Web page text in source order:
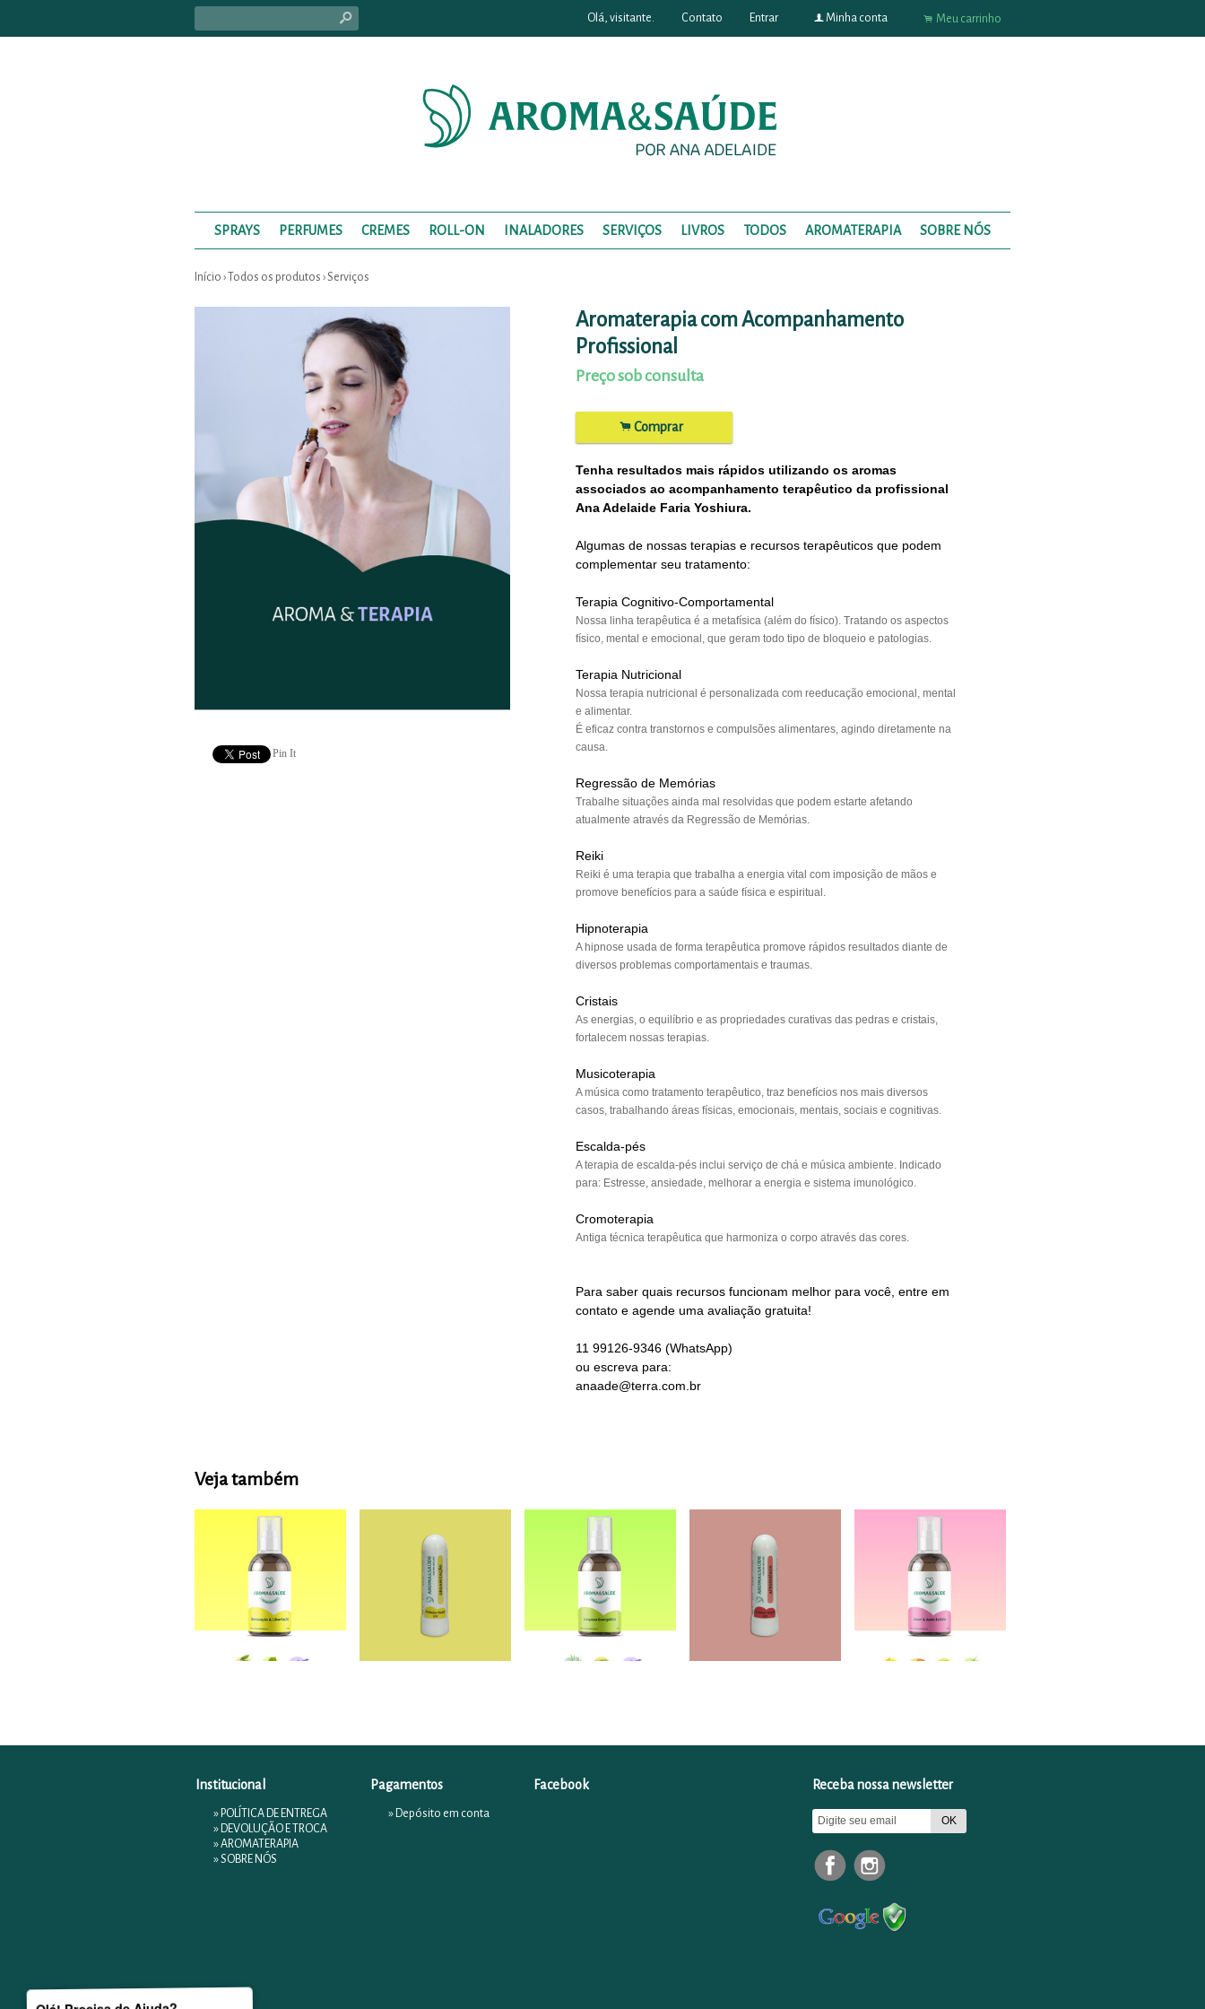
s Olá, visitante. Contato Entrar fMinha conta . Meu carrinho
SPRAYS PERFUMES CREMES ROLL-ON INALADORES SERVIÇOS LIVROS TODOS AROMATERAPIA SOBRE NÓS
Início › Todos os produtos ›Serviços
Pin It
Aromaterapia com Acompanhamento
Profissional
Preço sob consulta
.Comprar
Tenha resultados mais rápidos utilizando os aromas
associados ao acompanhamento terapêutico da profissional
Ana Adelaide Faria Yoshiura.
Algumas de nossas terapias e recursos terapêuticos que podem
complementar seu tratamento:
Terapia Cognitivo-Comportamental
Nossa linha terapêutica é a metafísica (além do físico). Tratando os aspectos
físico, mental e emocional, que geram todo tipo de bloqueio e patologias.
Terapia Nutricional
Nossa terapia nutricional é personalizada com reeducação emocional, mental
e alimentar.
É eficaz contra transtornos e compulsões alimentares, agindo diretamente na
causa.
Regressão de Memórias
Trabalhe situações ainda mal resolvidas que podem estarte afetando
atualmente através da Regressão de Memórias.
Reiki
Reiki é uma terapia que trabalha a energia vital com imposição de mãos e
promove benefícios para a saúde física e espiritual.
Hipnoterapia
A hipnose usada de forma terapêutica promove rápidos resultados diante de
diversos problemas comportamentais e traumas.
Cristais
As energias, o equilíbrio e as propriedades curativas das pedras e cristais,
fortalecem nossas terapias.
Musicoterapia
A música como tratamento terapêutico, traz benefícios nos mais diversos
casos, trabalhando áreas físicas, emocionais, mentais, sociais e cognitivas.
Escalda-pés
A terapia de escalda-pés inclui serviço de chá e música ambiente. Indicado
para: Estresse, ansiedade, melhorar a energia e sistema imunológico.
Cromoterapia
Antiga técnica terapêutica que harmoniza o corpo através das cores.
Para saber quais recursos funcionam melhor para você, entre em
contato e agende uma avaliação gratuita!
11 99126-9346 (WhatsApp)
ou escreva para:
anaade@terra.com.br
Veja também
Institucional
» POLÍTICA DE ENTREGA
» DEVOLUÇÃO E TROCA
»AROMATERAPIA
»SOBRE NÓS
Pagamentos
» Depósito em conta
Facebook Receba nossa newsletter